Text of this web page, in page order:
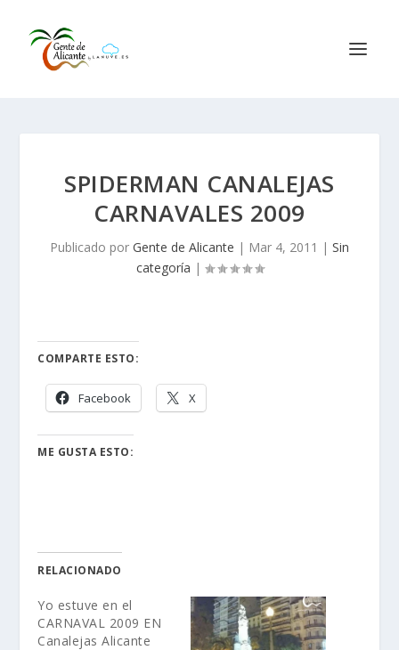
SPIDERMAN CANALEJAS
CARNAVALES 2009
Publicado por Gente de Alicante | Mar 4, 2011 | Sin
categoría |
COMPARTE ESTO:
Facebook X
ME GUSTA ESTO:
RELACIONADO
Yo estuve en el
CARNAVAL 2009 EN
Canalejas Alicante